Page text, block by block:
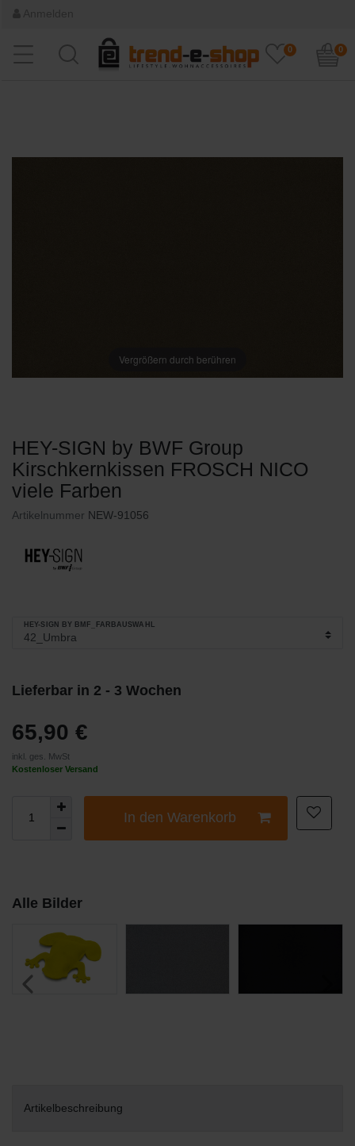
0 0
Vergrößern durch berühren
HEY-SIGN by BWF Group
Kirschkernkissen FROSCH NICO
viele Farben
Artikelnummer NEW-91056
HEY-SIGN BY BMF_FARBAUSWAHL
Lieferbar in 2 - 3 Wochen
65,90 €
inkl. ges. MwSt
Kostenloser Versand
In den Warenkorb
Alle Bilder
Artikelbeschreibung